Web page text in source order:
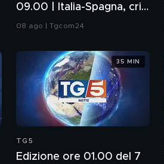
09.00 | Italia-Spagna, crisi
di frontiera
08 ago | Tgcom24
TG5
Edizione ore 01.00 del 7
35 MIN